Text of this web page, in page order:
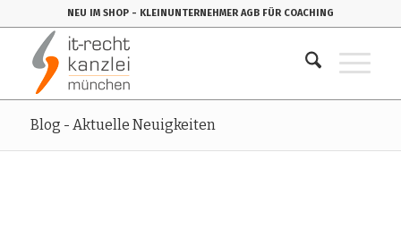
NEU IM SHOP - KLEINUNTERNEHMER AGB FÜR COACHING
Blog - Aktuelle Neuigkeiten